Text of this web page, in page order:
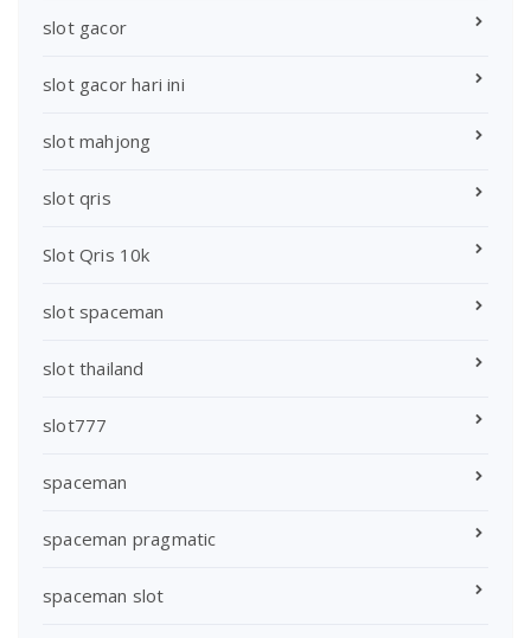
slot gacor
slot gacor hari ini
slot mahjong
slot qris
Slot Qris 10k
slot spaceman
slot thailand
slot777
spaceman
spaceman pragmatic
spaceman slot